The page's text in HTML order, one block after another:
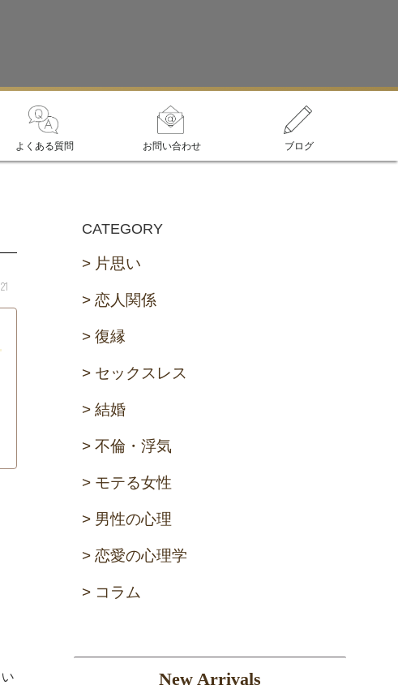
よくある質問 お問い合わせ ブログ
CATEGORY
片思い
恋人関係
復縁
セックスレス
結婚
不倫・浮気
モテる女性
男性の心理
恋愛の心理学
コラム
New Arrivals